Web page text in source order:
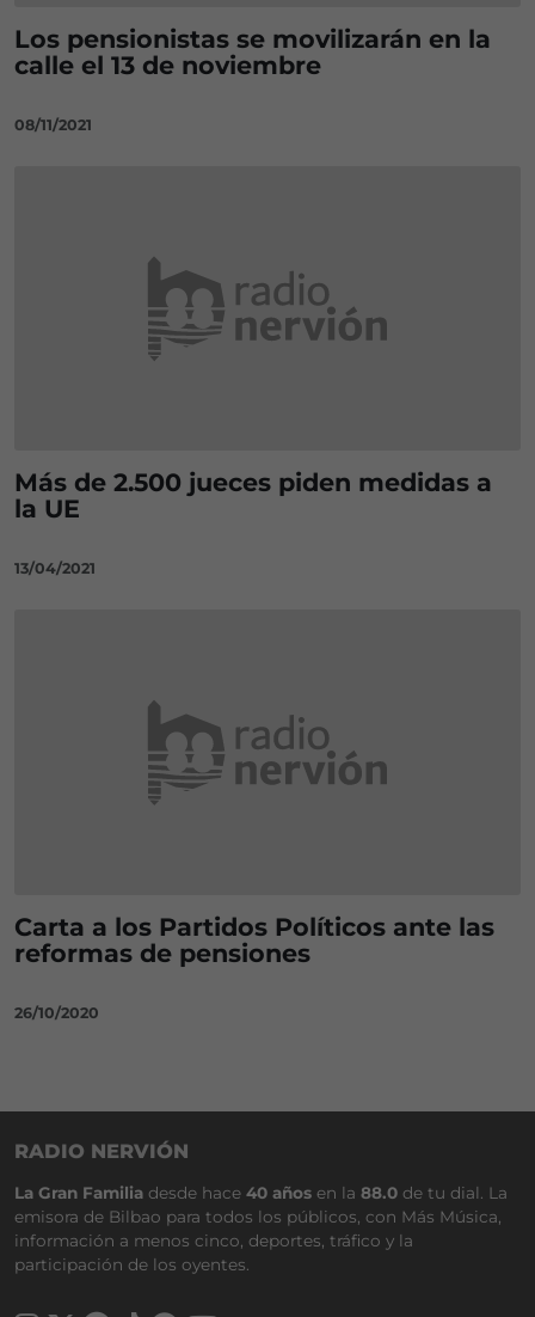
Los pensionistas se movilizarán en la
calle el 13 de noviembre
08/11/2021
Más de 2.500 jueces piden medidas a
la UE
13/04/2021
Carta a los Partidos Políticos ante las
reformas de pensiones
26/10/2020
RADIO NERVIÓN
La Gran Familia desde hace 40 años en la 88.0 de tu dial. La
emisora de Bilbao para todos los públicos, con Más Música,
información a menos cinco, deportes, tráfico y la
participación de los oyentes.